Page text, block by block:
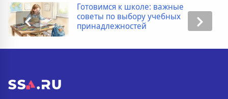
Готовимся к школе: важные
советы по выбору учебных
принадлежностей